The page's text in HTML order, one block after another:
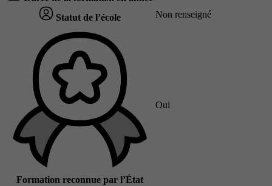
Statut de l’école Non renseigné
Formation reconnue par l’État
Oui